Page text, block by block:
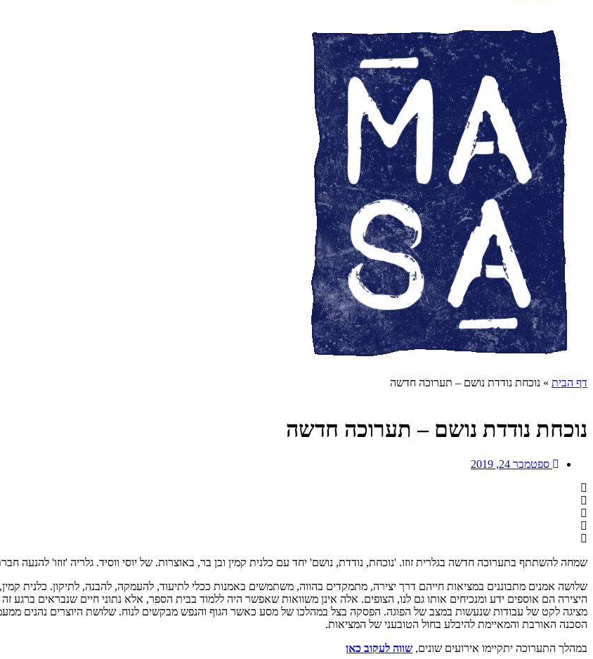
דף הבית » נוכחת נודדת נושם – תערוכה חדשה
נוכחת נודדת נושם – תערוכה חדשה
ספטמבר 24, 2019
שמחה להשתתף בתערוכה חדשה בגלרית זוזו. 'נוכחת, נודדת, נושם' יחד עם כלנית קמין ובן בר, באוצרות. של יוסי ווסיד. גלריה 'זוזו' להנעה
שלושה אמנים מתבוננים במציאות חייהם דרך יצירה, מתמקדים בהווה, משתמשים באמנות ככלי לתיעוד, להעמקה, להבנה, לתיקון. כלנית
היצירה הם אוספים ידע ומנכיחים אותו גם לנו, הצופים. אלה אינן משוואות שאפשר היה ללמוד בבית הספר, אלא נתוני חיים שנבראים
מציגה לקט של עבודות שנעשות במצב של הפוגה. הפסקה בצל במהלכו של מסע כאשר הגוף והנפש מבקשים לנוח. שלושת היוצרים נהנים
הסכנה האורבת והמאיימת להיבלע בחול הטובעני של המציאות.
במהלך התערוכה יתקיימו אירועים שונים, שווה לעקוב כאן